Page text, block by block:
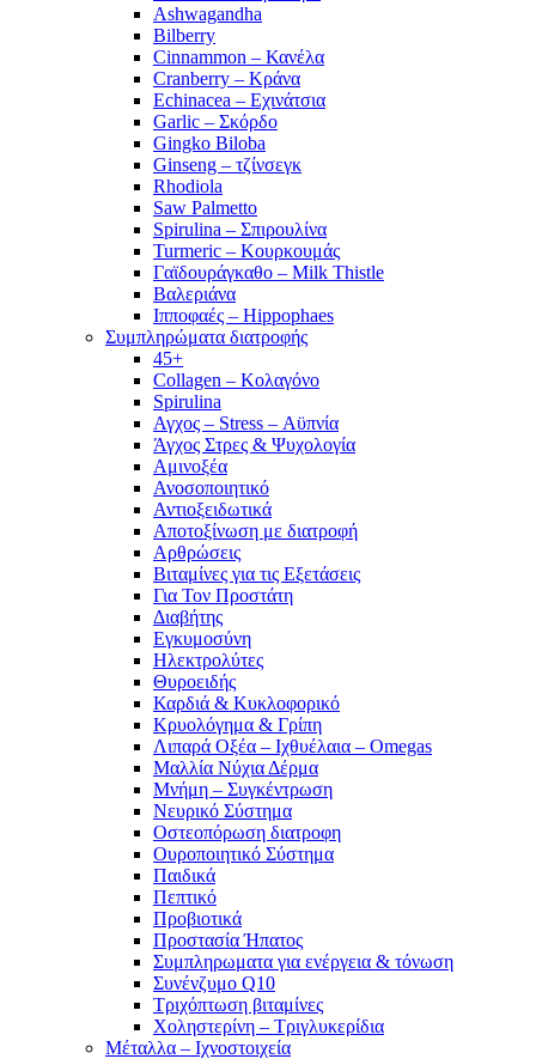
Ashwagandha
Bilberry
Cinnammon – Κανέλα
Cranberry – Κράνα
Echinacea – Εχινάτσια
Garlic – Σκόρδο
Gingko Biloba
Ginseng – τζίνσεγκ
Rhodiola
Saw Palmetto
Spirulina – Σπιρουλίνα
Turmeric – Κουρκουμάς
Γαϊδουράγκαθο – Milk Thistle
Βαλεριάνα
Ιπποφαές – Hippophaes
Συμπληρώματα διατροφής
45+
Collagen – Κολαγόνο
Spirulina
Αγχος – Stress – Αϋπνία
Άγχος Στρες & Ψυχολογία
Αμινοξέα
Ανοσοποιητικό
Αντιοξειδωτικά
Αποτοξίνωση με διατροφή
Αρθρώσεις
Βιταμίνες για τις Εξετάσεις
Για Τον Προστάτη
Διαβήτης
Εγκυμοσύνη
Ηλεκτρολύτες
Θυροειδής
Καρδιά & Κυκλοφορικό
Κρυολόγημα & Γρίπη
Λιπαρά Οξέα – Ιχθυέλαια – Omegas
Μαλλία Νύχια Δέρμα
Μνήμη – Συγκέντρωση
Νευρικό Σύστημα
Οστεοπόρωση διατροφη
Ουροποιητικό Σύστημα
Παιδικά
Πεπτικό
Προβιοτικά
Προστασία Ήπατος
Συμπληρωματα για ενέργεια & τόνωση
Συνένζυμο Q10
Τριχόπτωση βιταμίνες
Χοληστερίνη – Τριγλυκερίδια
Μέταλλα – Ιχνοστοιχεία